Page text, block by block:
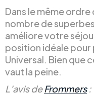
Dans le même ordre
nombre de
améliore votre
position idéale
Universal. Bien que
vaut la peine.
L’avis deFrommers: